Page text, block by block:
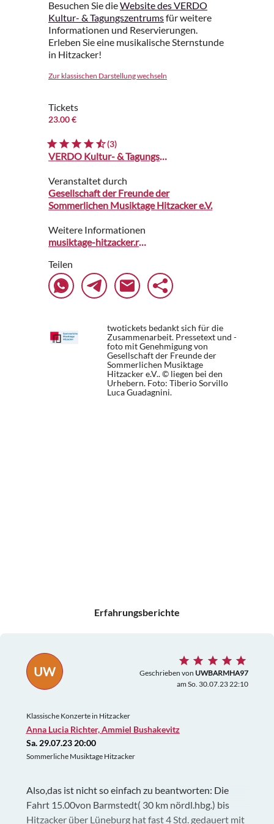
Besuchen Sie dieWebsite des VERDO
Kultur- & Tagungszentrumsfür weitere
Informationen und Reservierungen.
Erleben Sie eine musikalische Sternstunde
in Hitzacker!
Zur klassischen Darstellung wechseln
Tickets
23.00 €
(3)
VERDO Kultur- & Tagungszentrum
Veranstaltet durch
Gesellschaft der Freunde der
Sommerlichen Musiktage Hitzacker e.V.
Weitere Informationen
musiktage-hitzacker.reservix.de
Teilen
twotickets bedankt sich für die
Zusammenarbeit. Pressetext und -
foto mit Genehmigung von
Gesellschaft der Freunde der
Sommerlichen Musiktage
Hitzacker e.V.. © liegen bei den
Urhebern. Foto: Tiberio Sorvillo
Luca Guadagnini.
Erfahrungsberichte
UW Geschrieben von UWBARMHA97
am So. 30.07.23 22:10
Klassische Konzerte in Hitzacker
Anna Lucia Richter, Ammiel Bushakevitz
Sa. 29.07.23 20:00
Sommerliche Musiktage Hitzacker
Also,das ist nicht so einfach zu beantworten: Die
Fahrt 15.00von Barmstedt( 30 km nördl.hbg.) bis
Hitzacker über Lüneburg hat fast 4 Std. gedauert mit